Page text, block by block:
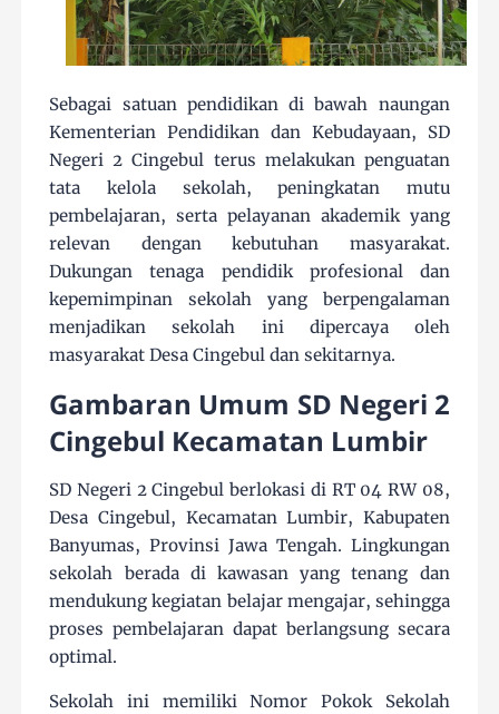
Sebagai satuan pendidikan di bawah naungan
Kementerian Pendidikan dan Kebudayaan, SD
Negeri 2 Cingebul terus melakukan penguatan
tata kelola sekolah, peningkatan mutu
pembelajaran, serta pelayanan akademik yang
relevan dengan kebutuhan masyarakat.
Dukungan tenaga pendidik profesional dan
kepemimpinan sekolah yang berpengalaman
menjadikan sekolah ini dipercaya oleh
masyarakat Desa Cingebul dan sekitarnya.
Gambaran Umum SD Negeri 2
Cingebul Kecamatan Lumbir
SD Negeri 2 Cingebul berlokasi di RT 04 RW 08,
Desa Cingebul, Kecamatan Lumbir, Kabupaten
Banyumas, Provinsi Jawa Tengah. Lingkungan
sekolah berada di kawasan yang tenang dan
mendukung kegiatan belajar mengajar, sehingga
proses pembelajaran dapat berlangsung secara
optimal.
Sekolah ini memiliki Nomor Pokok Sekolah